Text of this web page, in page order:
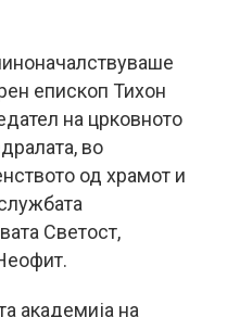
епископ Тихон
на црковното
во
од храмот и
Светост,
академија на